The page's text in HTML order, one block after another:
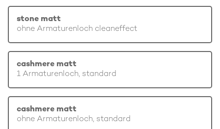
stone matt
ohne Armaturenloch cleaneffect
cashmere matt
1 Armaturenloch, standard
cashmere matt
ohne Armaturenloch, standard